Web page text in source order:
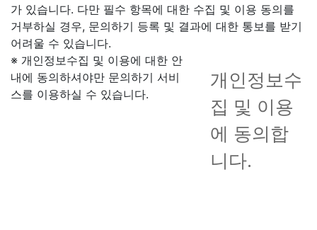
가 있습니다. 다만 필수 항목에 대한 수집 및 이용 동의를
거부하실 경우, 문의하기 등록 및 결과에 대한 통보를 받기
어려울 수 있습니다.
※ 개인정보수집 및 이용에 대한 안
내에 동의하셔야만 문의하기 서비
스를 이용하실 수 있습니다.
개인정보수
집 및 이용
에 동의합
니다.